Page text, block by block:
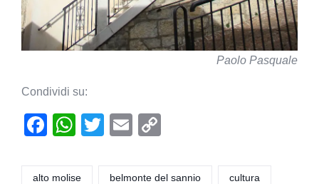
Paolo Pasquale
Condividi su:
F
c
W
at
T
tt
E
ail p
alto molise belmonte del sannio cultura